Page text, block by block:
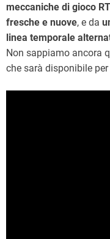
meccaniche di gioco
fresche e nuove, e da
linea temporale
Non sappiamo ancora
che sarà disponibile per